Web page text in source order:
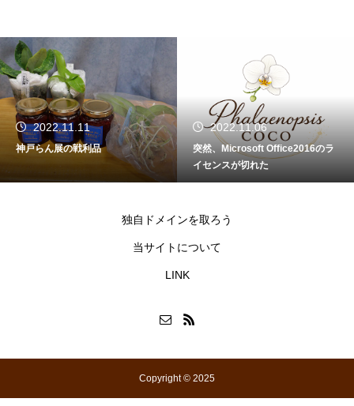
2022.11.11
神戸らん展の戦利品
2022.11.06
突然、Microsoft Office2016のラ
イセンスが切れた
独自ドメインを取ろう
当サイトについて
LINK
Copyright © 2025